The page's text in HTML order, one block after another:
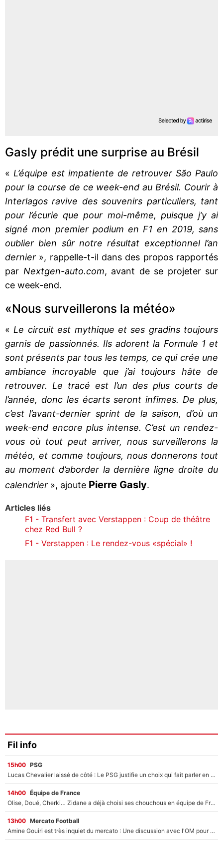
Gasly prédit une surprise au Brésil
« L’équipe est impatiente de retrouver São Paulo
pour la course de ce week-end au Brésil. Courir à
Interlagos ravive des souvenirs particuliers, tant
pour l’écurie que pour moi-même, puisque j’y ai
signé mon premier podium en F1 en 2019, sans
oublier bien sûr notre résultat exceptionnel l’an
dernier », rappelle-t-il dans des propos rapportés
par Nextgen-auto.com, avant de se projeter sur
ce week-end.
«Nous surveillerons la météo»
« Le circuit est mythique et ses gradins toujours
garnis de passionnés. Ils adorent la Formule 1 et
sont présents par tous les temps, ce qui crée une
ambiance incroyable que j’ai toujours hâte de
retrouver. Le tracé est l’un des plus courts de
l’année, donc les écarts seront infimes. De plus,
c’est l’avant-dernier sprint de la saison, d’où un
week-end encore plus intense. C’est un rendez-
vous où tout peut arriver, nous surveillerons la
météo, et comme toujours, nous donnerons tout
au moment d’aborder la dernière ligne droite du
calendrier », ajoute Pierre Gasly.
Articles liés
F1 - Transfert avec Verstappen : Coup de théâtre
chez Red Bull ?
F1 - Verstappen : Le rendez-vous «spécial» !
Fil info
15h00 PSG
Lucas Chevalier laissé de côté : Le PSG justifie un choix qui fait parler en plein mercato
14h00 Équipe de France
Olise, Doué, Cherki… Zidane a déjà choisi ses chouchous en équipe de France ? L’IA annonce des surprises sans Kylian Mbappé !
13h00 Mercato Football
Amine Gouiri est très inquiet du mercato : Une discussion avec l'OM pour acter son transfert !